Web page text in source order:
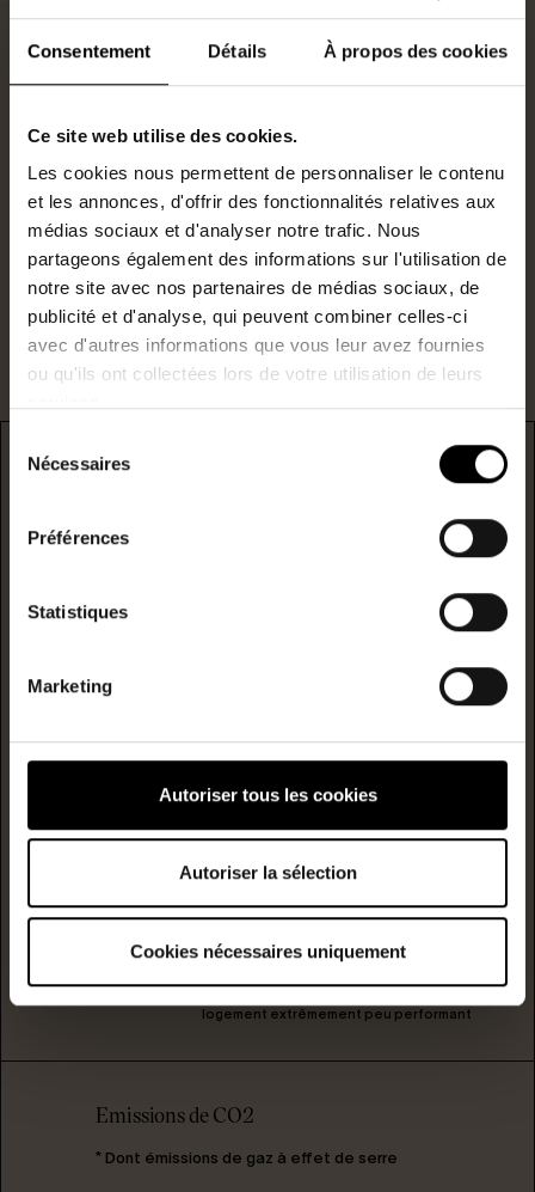
Consentement Détails À propos des cookies
Ce site web utilise des cookies.
Les cookies nous permettent de personnaliser le contenu
et les annonces, d'offrir des fonctionnalités relatives aux
médias sociaux et d'analyser notre trafic. Nous
partageons également des informations sur l'utilisation de
notre site avec nos partenaires de médias sociaux, de
publicité et d'analyse, qui peuvent combiner celles-ci
avec d'autres informations que vous leur avez fournies
ou qu'ils ont collectées lors de votre utilisation de leurs
Nécessaires
Préférences
Statistiques
Marketing
Autoriser tous les cookies
Autoriser la sélection
Cookies nécessaires uniquement
Gestionnaire locatif
0240477026
s.durand@lestoits.fr
Je suis intéressé par ce bien.
DPE
(énergie
147
kwh/m²/année
4
kgCO2/m²/année C
D
F
logement extrêmement peu performant
Emissions de CO2
* Dont émissions de gaz à effet de serre